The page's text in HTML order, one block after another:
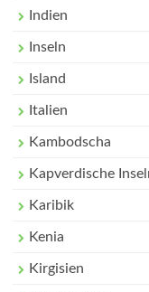
Indien
Inseln
Island
Italien
Kambodscha
Kapverdische
Karibik
Kenia
Kirgisien